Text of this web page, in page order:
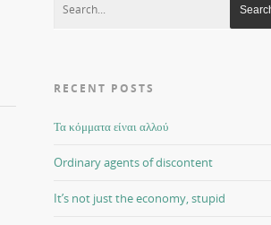
RECENT POSTS
Τα κόμματα είναι αλλού
Ordinary agents of discontent
It’s not just the economy, stupid